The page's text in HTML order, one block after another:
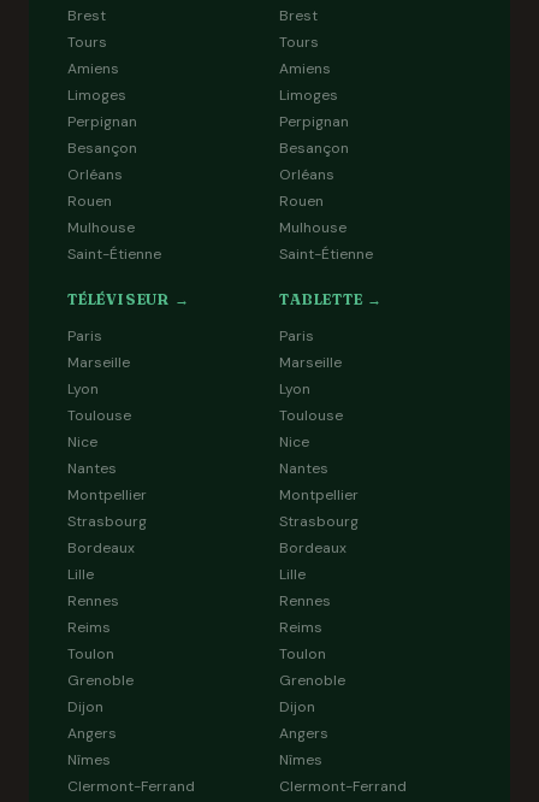
Brest
Tours
Amiens
Limoges
Perpignan
Besançon
Orléans
Rouen
Mulhouse
Saint-Étienne
Brest
Tours
Amiens
Limoges
Perpignan
Besançon
Orléans
Rouen
Mulhouse
Saint-Étienne
TÉLÉVISEUR →
Paris
Marseille
Lyon
Toulouse
Nice
Nantes
Montpellier
Strasbourg
Bordeaux
Lille
Rennes
Reims
Toulon
Grenoble
Dijon
Angers
Nîmes
Clermont-Ferrand
TABLETTE →
Paris
Marseille
Lyon
Toulouse
Nice
Nantes
Montpellier
Strasbourg
Bordeaux
Lille
Rennes
Reims
Toulon
Grenoble
Dijon
Angers
Nîmes
Clermont-Ferrand